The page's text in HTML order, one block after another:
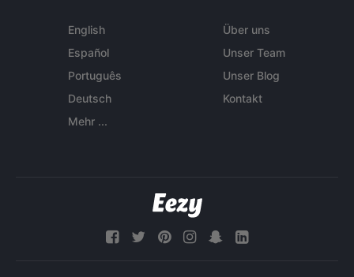
English
Español
Português
Deutsch
Mehr ...
Über uns
Unser Team
Unser Blog
Kontakt